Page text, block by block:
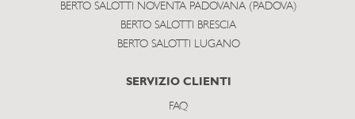
BERTO SALOTTI NOVENTA PADOVANA (PADOVA)
BERTO SALOTTI BRESCIA
BERTO SALOTTI LUGANO
SERVIZIO CLIENTI
FAQ